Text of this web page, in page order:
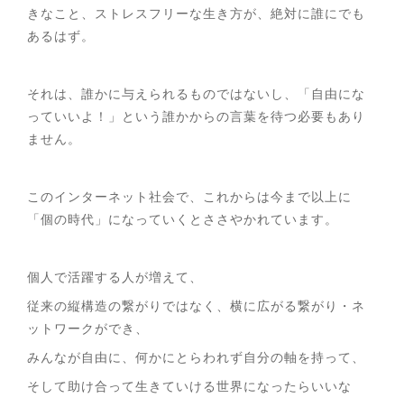
きなこと、ストレスフリーな生き方が、絶対に誰にでも
あるはず。
それは、誰かに与えられるものではないし、「自由にな
っていいよ！」という誰かからの言葉を待つ必要もあり
ません。
このインターネット社会で、これからは今まで以上に
「個の時代」になっていくとささやかれています。
個人で活躍する人が増えて、
従来の縦構造の繋がりではなく、横に広がる繋がり・ネ
ットワークができ、
みんなが自由に、何かにとらわれず自分の軸を持って、
そして助け合って生きていける世界になったらいいな